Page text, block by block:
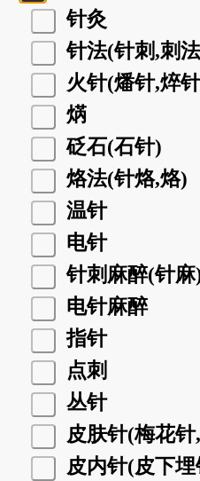
针灸
针法(针刺,刺
火针(燔针,焠
焫
砭石(石针)
烙法(针烙,烙)
温针
电针
针刺麻醉(针麻
电针麻醉
指针
点刺
丛针
皮肤针(梅花
皮内针(皮下埋